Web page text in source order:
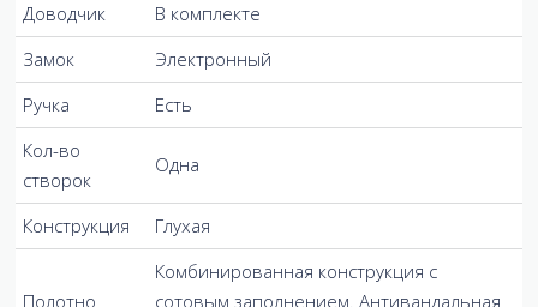
Доводчик
В комплекте
Замок
Электронный
Ручка
Есть
Кол-во
створок
Одна
Конструкция Глухая
Полотно
Комбинированная конструкция с
сотовым заполнением. Антивандальная